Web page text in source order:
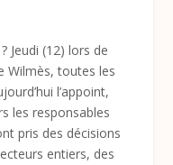
Jeudi (12) lors de
Wilmès, toutes les
l’appoint,
les responsables
pris des décisions
entiers, des